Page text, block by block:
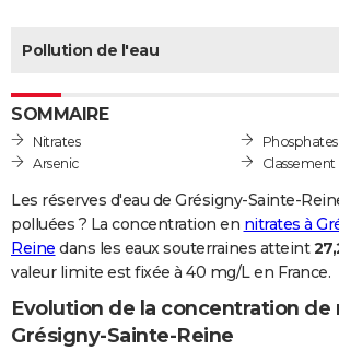
BONS PLANS
CARTE DE VOEUX
Carte de Noël
Carte Bonne année
Carte Saint-Valentin
Carte Pâques
Carte d'anniversaire
DICTIONNAIRE
Dictionnaire
Biographies
Citations
Expressions
Proverbes
PROGRAMME TV
S'inscrire
Se connecter
Lycées
Collèges
Primaires
Universités
Entreprises
Service militaire
Avis de recherche
AVIS DE DÉCÈS
Pollution de l'eau
SOMMAIRE
Nitrates
Arsenic
Phosphates
Classement
Les réserves d'eau de Grésigny-Sainte-
polluées ? La concentration en nitrates à
Reine dans les eaux souterraines atteint
valeur limite est fixée à 40 mg/L en France.
Evolution de la concentration de
Grésigny-Sainte-Reine